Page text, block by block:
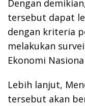
Dengan
tersebut dapat
dengan kriteria
melakukan
Ekonomi
Lebih lanjut,
tersebut akan